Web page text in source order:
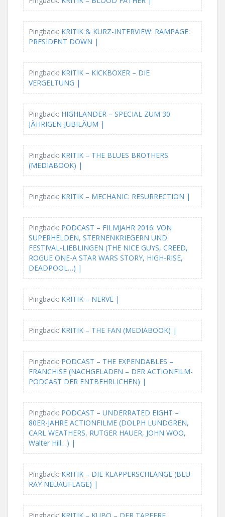
Pingback: KRITIK & KURZ-INTERVIEW: RAMPAGE:
PRESIDENT DOWN |
Pingback: KRITIK – KICKBOXER – DIE
VERGELTUNG |
Pingback: HIGHLANDER – SPECIAL ZUM 30
JÄHRIGEN JUBILÄUM |
Pingback: KRITIK – THE BLUES BROTHERS
(MEDIABOOK) |
Pingback: KRITIK – MECHANIC: RESURRECTION |
Pingback: PODCAST – FILMJAHR 2016: VON
SUPERHELDEN, STERNENKRIEGERN UND
FESTIVAL-LIEBLINGEN (THE NICE GUYS, CREED,
ROGUE ONE-A STAR WARS STORY, HIGH-RISE,
DEADPOOL…) |
Pingback: KRITIK – NERVE |
Pingback: KRITIK – THE FAN (MEDIABOOK) |
Pingback: PODCAST – THE EXPENDABLES –
FRANCHISE (NACHGELADEN – DER ACTIONFILM-
PODCAST DER ENTBEHRLICHEN) |
Pingback: PODCAST – UNDERRATED EIGHT –
80ER-JAHRE ACTIONFILME (DOLPH LUNDGREN,
CARL WEATHERS, RUTGER HAUER, JOHN WOO,
Walter Hill…) |
Pingback: KRITIK – DIE KLAPPERSCHLANGE (BLU-
RAY NEUAUFLAGE) |